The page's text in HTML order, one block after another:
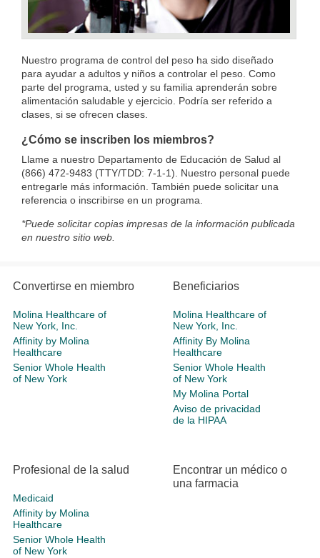
Nuestro programa de control del peso ha sido diseñado
para ayudar a adultos y niños a controlar el peso. Como
parte del programa, usted y su familia aprenderán sobre
alimentación saludable y ejercicio. Podría ser referido a
clases, si se ofrecen clases.
¿Cómo se inscriben los miembros?
Llame a nuestro Departamento de Educación de Salud al
(866) 472-9483 (TTY/TDD: 7-1-1). Nuestro personal puede
entregarle más información. También puede solicitar una
referencia o inscribirse en un programa.
*Puede solicitar copias impresas de la información publicada
en nuestro sitio web.
Convertirse en miembro
Molina Healthcare of
New York, Inc.
Affinity by Molina
Healthcare
Senior Whole Health
of New York
Beneficiarios
Molina Healthcare of
New York, Inc.
Affinity By Molina
Healthcare
Senior Whole Health
of New York
My Molina Portal
Aviso de privacidad
de la HIPAA
Profesional de la salud
Medicaid
Affinity by Molina
Healthcare
Senior Whole Health
of New York
Encontrar un médico o
una farmacia